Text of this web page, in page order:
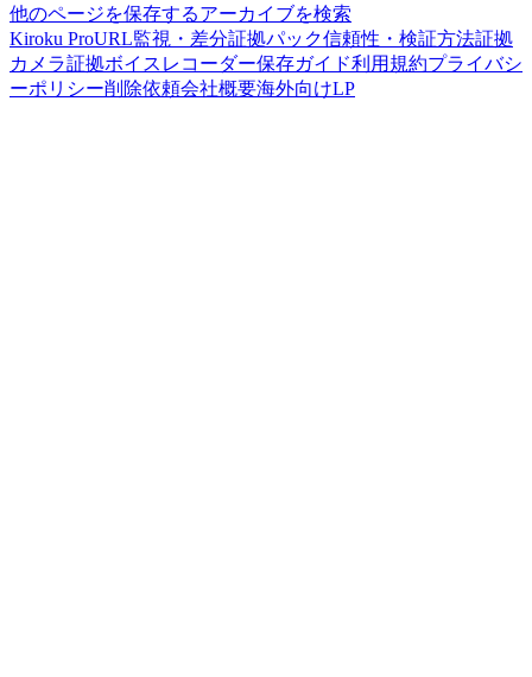
他のページを保存するアーカイブを検索
Kiroku ProURL監視・差分証拠パック信頼性・検証方法証拠
カメラ証拠ボイスレコーダー保存ガイド利用規約プライバシ
ーポリシー削除依頼会社概要海外向けLP